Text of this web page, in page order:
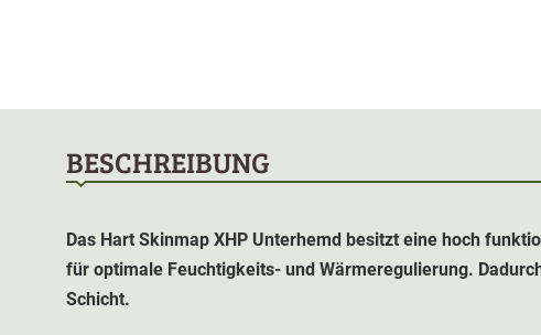
BESCHREIBUNG
Das Hart Skinmap XHP Unterhemd besitzt eine hoch
für optimale Feuchtigkeits- und Wärmeregulierung.
Schicht.